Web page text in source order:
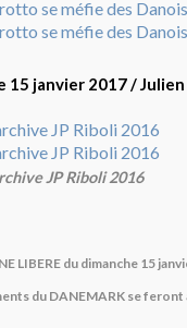
janvier 2017 / Julien
JP Riboli 2016
LIBERE du dimanche 15
du DANEMARK se feront